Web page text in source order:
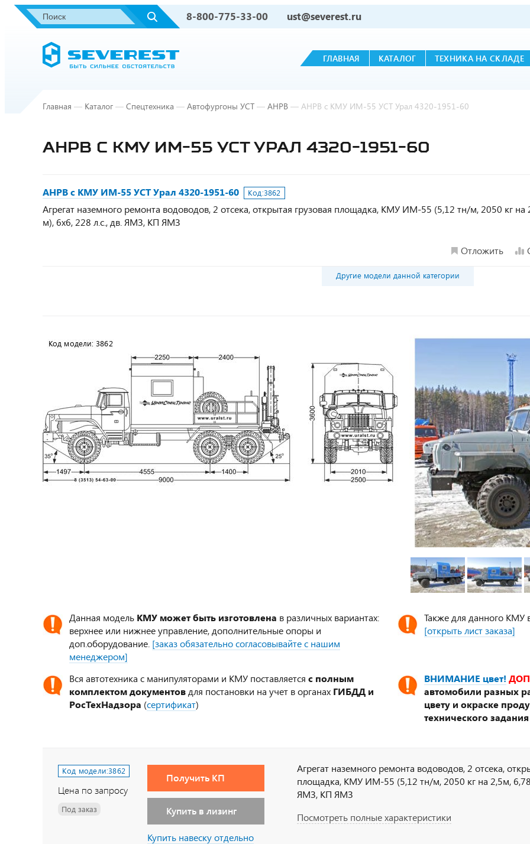
8-800-775-33-00 ust@severest.ru
ГЛАВНАЯ КАТАЛОГ ТЕХНИКА НА СКЛАДЕ
Главная — Каталог — Спецтехника — Автофургоны УСТ — АНРВ — АНРВ с КМУ ИМ-55 УСТ Урал 4320-1951-60
АНРВ С КМУ ИМ-55 УСТ УРАЛ 4320-1951-60
АНРВ с КМУ ИМ-55 УСТ Урал 4320-1951-60 Код:3862
Агрегат наземного ремонта водоводов, 2 отсека, открытая грузовая площадка, КМУ ИМ-55 (5,12 тн/м, 2050 кг на
м), 6х6, 228 л.с., дв. ЯМЗ, КП ЯМЗ
Отложить
Другие модели данной категории
Данная модель КМУ может быть изготовлена в различных вариантах:
верхнее или нижнее управление, дополнительные опоры и
доп.оборудование. [заказ обязательно согласовывайте с нашим
менеджером]
Также для данного КМУ
[открыть лист заказа]
Вся автотехника с манипуляторами и КМУ поставляется с полным
комплектом документов для постановки на учет в органах ГИБДД и
РосТехНадзора (сертификат)
ВНИМАНИЕ цвет!
автомобили разных
цвету и окраске
технического
Код модели:3862
Цена по запросу
Под заказ
Получить КП
Купить в лизинг
Купить навеску отдельно
Агрегат наземного ремонта водоводов, 2 отсека,
площадка, КМУ ИМ-55 (5,12 тн/м, 2050 кг на 2,5м, 6,78
ЯМЗ, КП ЯМЗ
Посмотреть полные характеристики